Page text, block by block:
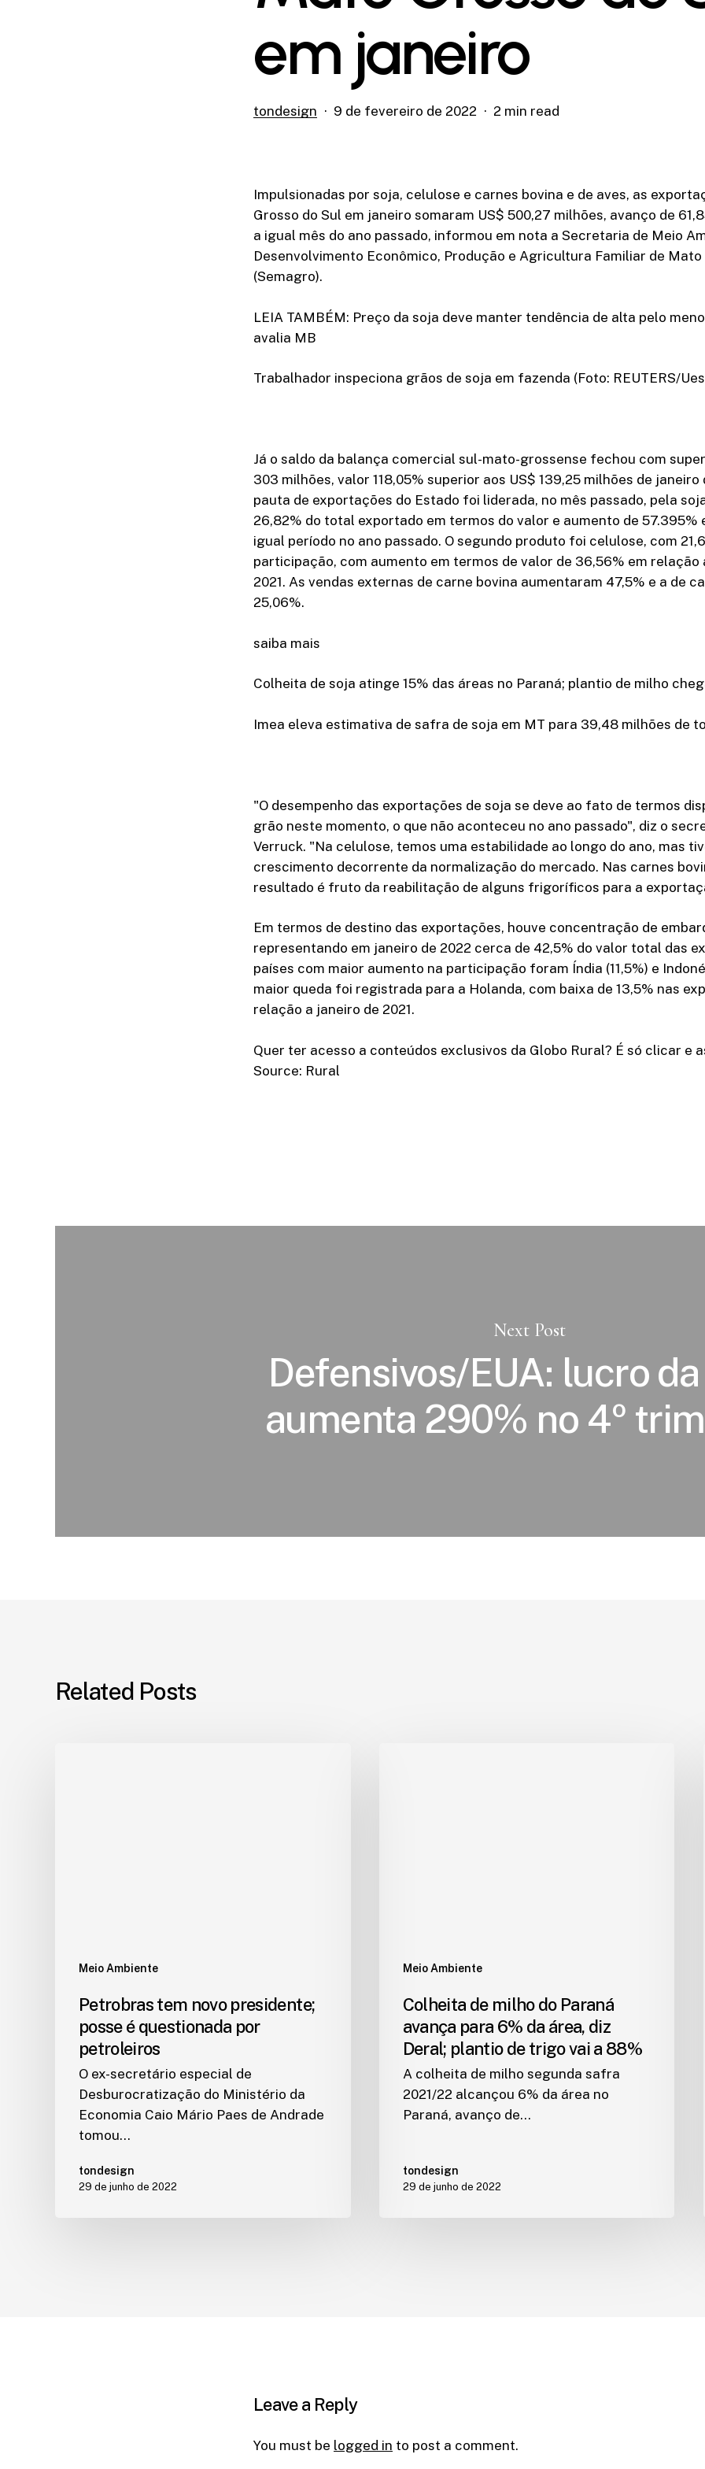
em janeiro
tondesign 9 de fevereiro de 2022 2 min read
Impulsionadas por soja, celulose e carnes bovina e de aves, as
Grosso do Sul em janeiro somaram US$ 500,27 milhões, avanço de
a igual mês do ano passado, informou em nota a Secretaria de Meio
Desenvolvimento Econômico, Produção e Agricultura Familiar de Mato
(Semagro).
LEIA TAMBÉM: Preço da soja deve manter tendência de alta pelo
avalia MB
Trabalhador inspeciona grãos de soja em fazenda (Foto: REUTERS/
Já o saldo da balança comercial sul-mato-grossense fechou com
303 milhões, valor 118,05% superior aos US$ 139,25 milhões de janeiro
pauta de exportações do Estado foi liderada, no mês passado, pela
26,82% do total exportado em termos do valor e aumento de 57.395%
igual período no ano passado. O segundo produto foi celulose, com
participação, com aumento em termos de valor de 36,56% em relação
2021. As vendas externas de carne bovina aumentaram 47,5% e a de
25,06%.
saiba mais
Colheita de soja atinge 15% das áreas no Paraná; plantio de milho
Imea eleva estimativa de safra de soja em MT para 39,48 milhões de
"O desempenho das exportações de soja se deve ao fato de termos
grão neste momento, o que não aconteceu no ano passado", diz o
Verruck. "Na celulose, temos uma estabilidade ao longo do ano, mas
crescimento decorrente da normalização do mercado. Nas carnes
resultado é fruto da reabilitação de alguns frigoríficos para a
Em termos de destino das exportações, houve concentração de
representando em janeiro de 2022 cerca de 42,5% do valor total das
países com maior aumento na participação foram Índia (11,5%) e
maior queda foi registrada para a Holanda, com baixa de 13,5% nas
relação a janeiro de 2021.
Quer ter acesso a conteúdos exclusivos da Globo Rural? É só clicar e
Source: Rural
Next Post
Defensivos/EUA: lucro
aumenta 290% no 4º
Related Posts
Meio Ambiente
Petrobras tem novo presidente;
posse é questionada por
petroleiros
O ex-secretário especial de
Desburocratização do Ministério da
Economia Caio Mário Paes de Andrade
tomou…
tondesign
29 de junho de 2022
Meio Ambiente
Colheita de milho do Paraná
avança para 6% da área, diz
Deral; plantio de trigo vai a 88%
A colheita de milho segunda safra
2021/22 alcançou 6% da área no
Paraná, avanço de…
tondesign
29 de junho de 2022
Leave a Reply
You must be logged in to post a comment.